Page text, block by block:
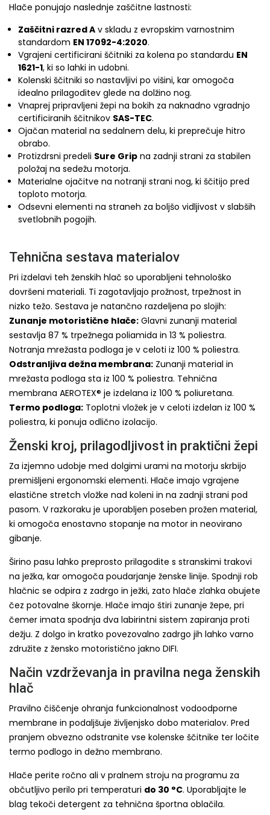
Hlače ponujajo naslednje zaščitne lastnosti:
Zaščitni razred A v skladu z evropskim varnostnim
standardom EN 17092-4:2020.
Vgrajeni certificirani ščitniki za kolena po standardu EN
1621-1, ki so lahki in udobni.
Kolenski ščitniki so nastavljivi po višini, kar omogoča
idealno prilagoditev glede na dolžino nog.
Vnaprej pripravljeni žepi na bokih za naknadno vgradnjo
certificiranih ščitnikov SAS-TEC.
Ojačan material na sedalnem delu, ki preprečuje hitro
obrabo.
Protizdrsni predeli Sure Grip na zadnji strani za stabilen
položaj na sedežu motorja.
Materialne ojačitve na notranji strani nog, ki ščitijo pred
toploto motorja.
Odsevni elementi na straneh za boljšo vidljivost v slabših
svetlobnih pogojih.
Tehnična sestava materialov
Pri izdelavi teh ženskih hlač so uporabljeni tehnološko
dovršeni materiali. Ti zagotavljajo prožnost, trpežnost in
nizko težo. Sestava je natančno razdeljena po slojih:
Zunanje motoristične hlače: Glavni zunanji material
sestavlja 87 % trpežnega poliamida in 13 % poliestra.
Notranja mrežasta podloga je v celoti iz 100 % poliestra.
Odstranljiva dežna membrana: Zunanji material in
mrežasta podloga sta iz 100 % poliestra. Tehnična
membrana AEROTEX® je izdelana iz 100 % poliuretana.
Termo podloga: Toplotni vložek je v celoti izdelan iz 100 %
poliestra, ki ponuja odlično izolacijo.
Ženski kroj, prilagodljivost in praktični žepi
Za izjemno udobje med dolgimi urami na motorju skrbijo
premišljeni ergonomski elementi. Hlače imajo vgrajene
elastične stretch vložke nad koleni in na zadnji strani pod
pasom. V razkoraku je uporabljen poseben prožen material,
ki omogoča enostavno stopanje na motor in neovirano
gibanje.
Širino pasu lahko preprosto prilagodite s stranskimi trakovi
na ježka, kar omogoča poudarjanje ženske linije. Spodnji rob
hlačnic se odpira z zadrgo in ježki, zato hlače zlahka obujete
čez potovalne škornje. Hlače imajo štiri zunanje žepe, pri
čemer imata spodnja dva labirintni sistem zapiranja proti
dežju. Z dolgo in kratko povezovalno zadrgo jih lahko varno
združite z žensko motoristično jakno DIFI.
Način vzdrževanja in pravilna nega ženskih
hlač
Pravilno čiščenje ohranja funkcionalnost vodoodporne
membrane in podaljšuje življenjsko dobo materialov. Pred
pranjem obvezno odstranite vse kolenske ščitnike ter ločite
termo podlogo in dežno membrano.
Hlače perite ročno ali v pralnem stroju na programu za
občutljivo perilo pri temperaturi do 30 °C. Uporabljajte le
blag tekoči detergent za tehnična športna oblačila.